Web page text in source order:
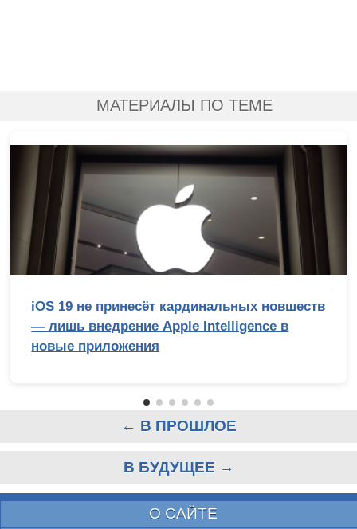
МАТЕРИАЛЫ ПО ТЕМЕ
iOS 19 не принесёт кардинальных новшеств
— лишь внедрение Apple Intelligence в
новые приложения
← В ПРОШЛОЕ
В БУДУЩЕЕ →
О САЙТЕ